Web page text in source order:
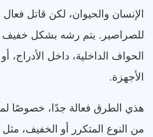
الإنسان والحيوان، لكن قاتل فعال
للصراصير. يتم رشه بشكل
الحواف الداخلية، داخل الأدراج،
الأجهزة.
هذي الطرق فعالة جدًا، خصوصًا
من النوع المتكرر أو الخفيف،